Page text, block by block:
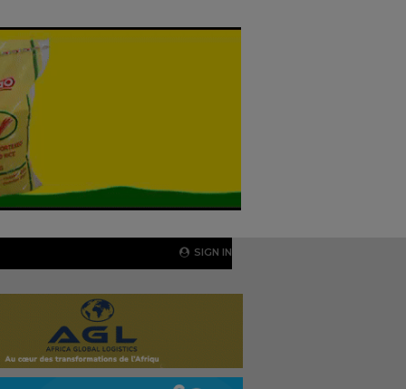
SIGN IN